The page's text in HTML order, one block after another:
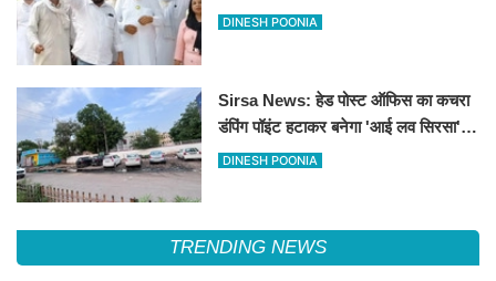
का ऐलान
DINESH POONIA
Sirsa News: हेड पोस्ट ऑफिस का कचरा
डंपिंग पॉइंट हटाकर बनेगा 'आई लव सिरसा'
सेल्फी पॉइंट
DINESH POONIA
TRENDING NEWS